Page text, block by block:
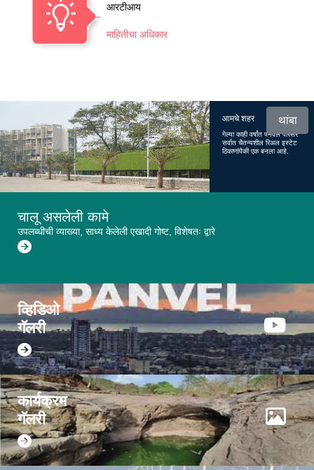
आरटीआय
माहितीचा अधिकार
आमचे शहर
गेल्या काही वर्षांत पनवेल परिसर
सर्वात चैतन्यशील रिअल इस्टेट
ठिकाणांपैकी एक बनला आहे.
थांबा
चालू असलेली कामे
उपलब्धीची व्याख्या, साध्य केलेली एखादी गोष्ट, विशेषतः द्वारे
चालू असलेल्या कामांबद्दल अधिक वाचा
व्हिडिओ
गॅलरी
कार्यक्रम
गॅलरी